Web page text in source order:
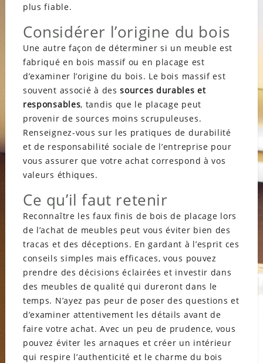
plus fiable.
Considérer l’origine du bois
Une autre façon de déterminer si un meuble est
fabriqué en bois massif ou en placage est
d’examiner l’origine du bois. Le bois massif est
souvent associé à dessources durables et
responsables, tandis que le placage peut
provenir de sources moins scrupuleuses.
Renseignez-vous sur les pratiques de durabilité
et de responsabilité sociale de l’entreprise pour
vous assurer que votre achat correspond à vos
valeurs éthiques.
Ce qu’il faut retenir
Reconnaître les faux finis de bois de placage lors
de l’achat de meubles peut vous éviter bien des
tracas et des déceptions. En gardant à l’esprit ces
conseils simples mais efficaces, vous pouvez
prendre des décisions éclairées et investir dans
des meubles de qualité qui dureront dans le
temps. N’ayez pas peur de poser des questions et
d’examiner attentivement les détails avant de
faire votre achat. Avec un peu de prudence, vous
pouvez éviter les arnaques et créer un intérieur
qui respire l’authenticité et le charme du bois